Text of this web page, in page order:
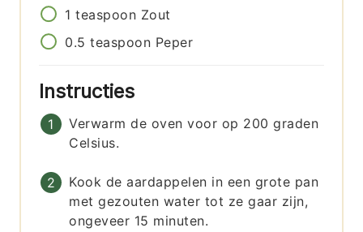
1 teaspoon Zout
0.5 teaspoon Peper
Instructies
Verwarm de oven voor op 200 graden
Celsius.
Kook de aardappelen in een grote pan
met gezouten water tot ze gaar zijn,
ongeveer 15 minuten.